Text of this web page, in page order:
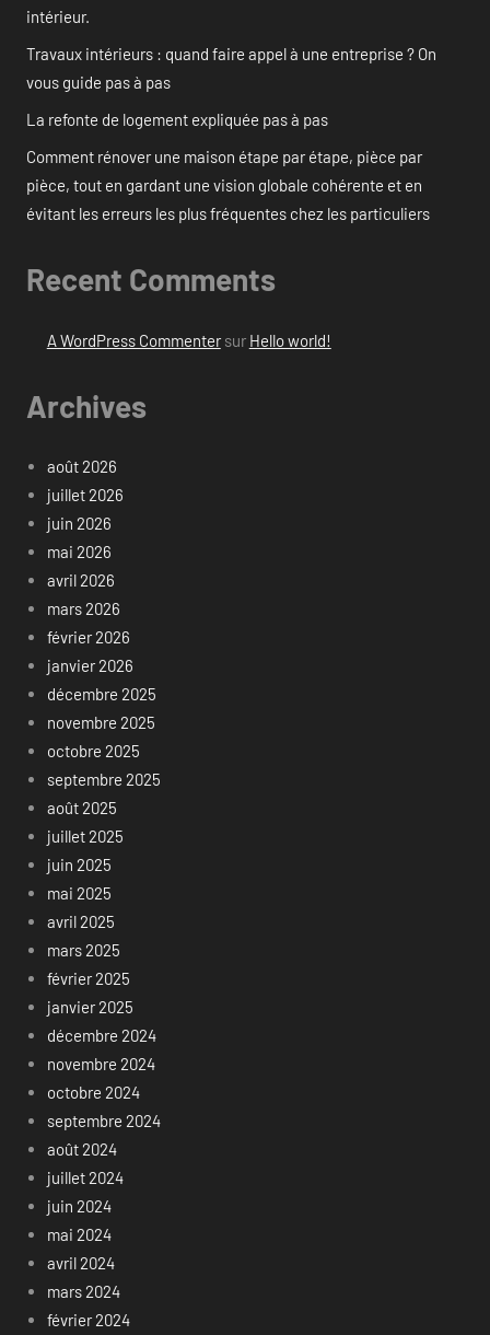
intérieur.
Travaux intérieurs : quand faire appel à une entreprise ? On
vous guide pas à pas
La refonte de logement expliquée pas à pas
Comment rénover une maison étape par étape, pièce par
pièce, tout en gardant une vision globale cohérente et en
évitant les erreurs les plus fréquentes chez les particuliers
Recent Comments
A WordPress Commentersur Hello world!
Archives
août 2026
juillet 2026
juin 2026
mai 2026
avril 2026
mars 2026
février 2026
janvier 2026
décembre 2025
novembre 2025
octobre 2025
septembre 2025
août 2025
juillet 2025
juin 2025
mai 2025
avril 2025
mars 2025
février 2025
janvier 2025
décembre 2024
novembre 2024
octobre 2024
septembre 2024
août 2024
juillet 2024
juin 2024
mai 2024
avril 2024
mars 2024
février 2024